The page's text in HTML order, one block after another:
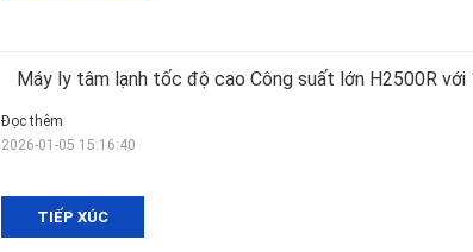
Máy ly tâm lạnh tốc độ cao Công suất lớn H2500R với
TIẾP XÚC
Đọc thêm
2026-01-05 15:16:40